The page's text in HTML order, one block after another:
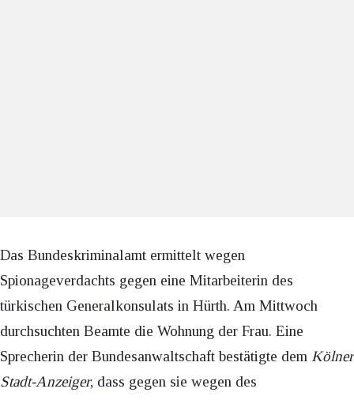
Das Bundeskriminalamt ermittelt wegen
Spionageverdachts gegen eine Mitarbeiterin des
türkischen Generalkonsulats in Hürth. Am Mittwoch
durchsuchten Beamte die Wohnung der Frau. Eine
Sprecherin der Bundesanwaltschaft bestätigte dem Kölner
Stadt-Anzeiger, dass gegen sie wegen des